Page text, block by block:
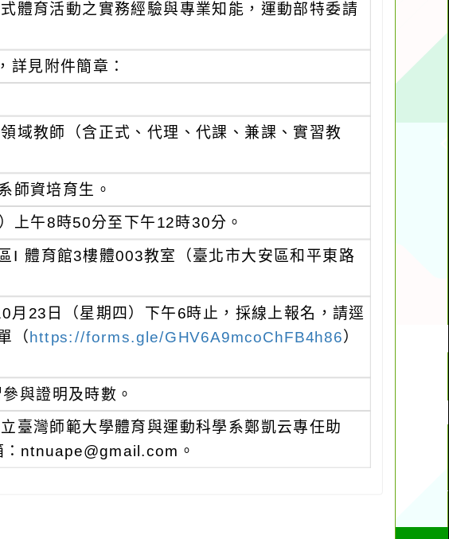
體育活動之實務經驗與專業知能，運動部特委請
詳見附件簡章：
域教師（含正式、代理、代課、兼課、實習教
師資培育生。
上午8時50分至下午12時30分。
I 體育館3樓體003教室（臺北市大安區和平東路
月23日（星期四）下午6時止，採線上報名，請逕
（ https://forms.gle/GHV6A9mcoChFB4h86）
與證明及時數。
臺灣師範大學體育與運動科學系鄭凱云專任助
ntnuape@gmail.com。